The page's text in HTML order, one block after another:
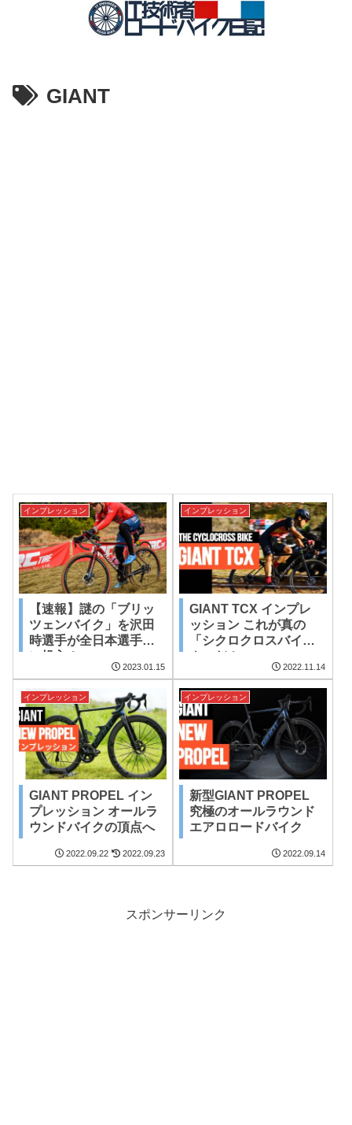
GIANT
インプレッション
【速報】謎の「ブリッ
ツェンバイク」を沢田
時選手が全日本選手権
に投入！
2023.01.15
インプレッション
GIANT TCX インプレ
ッション これが真の
「シクロクロスバイ
ク」だ！
2022.11.14
インプレッション
GIANT PROPEL イン
プレッション オールラ
ウンドバイクの頂点へ
2022.09.22 2022.09.23
インプレッション
新型GIANT PROPEL
究極のオールラウンド
エアロロードバイク
2022.09.14
スポンサーリンク